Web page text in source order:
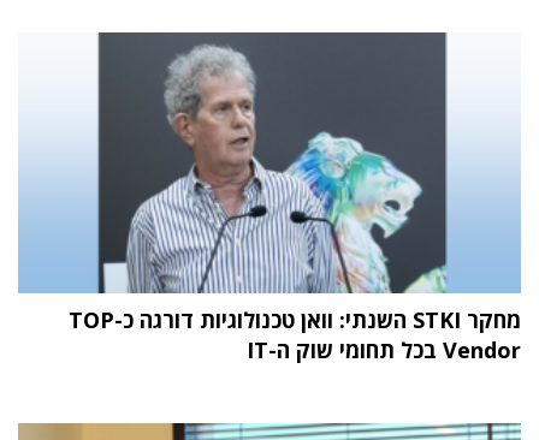
מחקר STKI השנתי: וואן טכנולוגיות דורגה כ-TOP
Vendor בכל תחומי שוק ה-IT